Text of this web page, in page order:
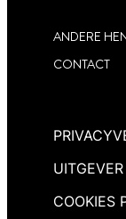
ANDERE
CONTACT
UITGEVER
COOKIES